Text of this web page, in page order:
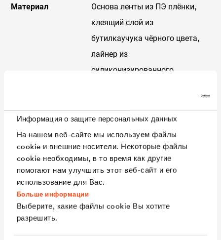
Информация о защите персональных данных
На нашем веб-сайте мы используем файлы
cookie и внешние носители. Некоторые файлы
cookie необходимы, в то время как другие
помогают нам улучшить этот веб-сайт и его
использование для Вас.
Больше информации
Выберите, какие файлы cookie Вы хотите
разрешить.
Материал
Основа ленты из ПЭ плёнки,
клеящий слой из
бутилкаучука чёрного цвета,
лайнер из
силиконизированного
использования на улице
Температурный
диапазон
применения
от +5 °C до +40 °C
температура воздуха и
основания
Температурная
стабильность
от -40 °C до +80 °C
Длина / ширина
Толщина
примерно 2 мм